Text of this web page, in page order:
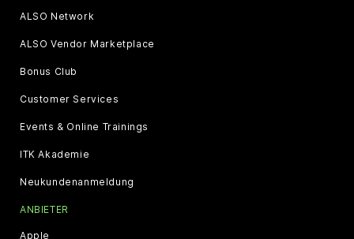
ALSO Network
ALSO Vendor Marketplace
Bonus Club
Customer Services
Events & Online Trainings
ITK Akademie
Neukundenanmeldung
ANBIETER
Apple